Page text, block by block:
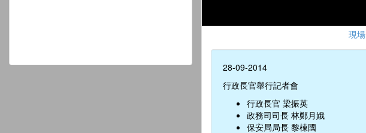
現場
28-09-2014
行政長官舉行記者會
行政長官 梁振英
政務司司長 林鄭月娥
保安局局長 黎棟國